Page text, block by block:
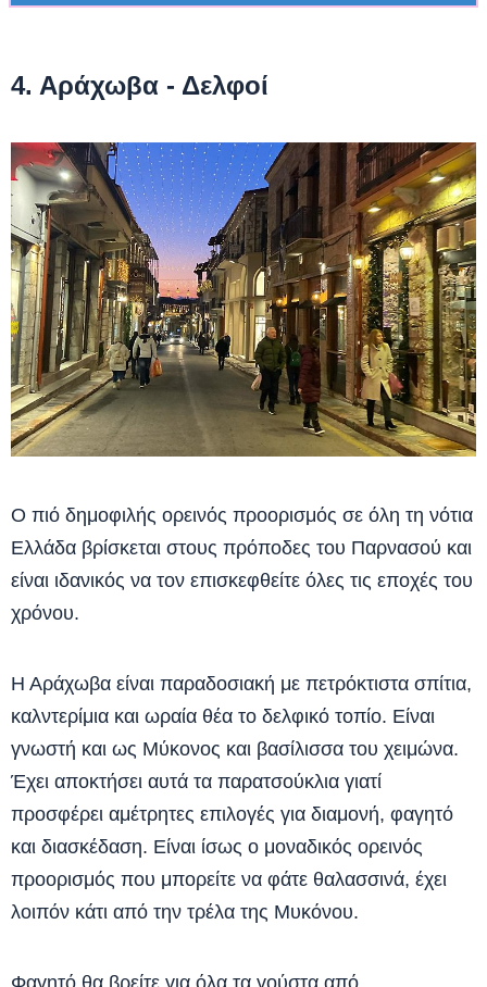
4. Αράχωβα - Δελφοί
Ο πιό δημοφιλής ορεινός προορισμός σε όλη τη νότια
Ελλάδα βρίσκεται στους πρόποδες του Παρνασού και
είναι ιδανικός να τον επισκεφθείτε όλες τις εποχές του
χρόνου.
Η Αράχωβα είναι παραδοσιακή με πετρόκτιστα σπίτια,
καλντερίμια και ωραία θέα το δελφικό τοπίο. Είναι
γνωστή και ως Μύκονος και βασίλισσα του χειμώνα.
Έχει αποκτήσει αυτά τα παρατσούκλια γιατί
προσφέρει αμέτρητες επιλογές για διαμονή, φαγητό
και διασκέδαση. Είναι ίσως ο μοναδικός ορεινός
προορισμός που μπορείτε να φάτε θαλασσινά, έχει
λοιπόν κάτι από την τρέλα της Μυκόνου.
Φαγητό θα βρείτε για όλα τα γούστα από